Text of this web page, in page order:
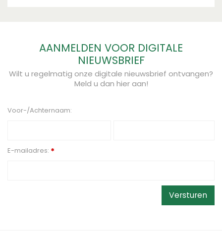
AANMELDEN VOOR DIGITALE
NIEUWSBRIEF
Wilt u regelmatig onze digitale nieuwsbrief ontvangen?
Meld u dan hier aan!
Voor-/Achternaam:
E-mailadres: *